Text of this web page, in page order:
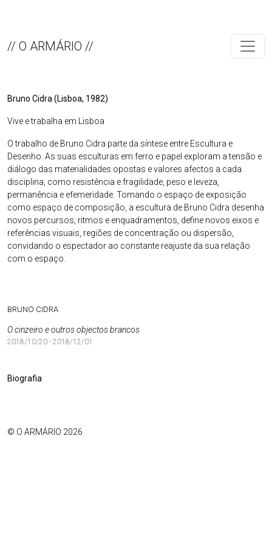
// O ARMÁRIO //
Bruno Cidra (Lisboa, 1982)
Vive e trabalha em Lisboa
O trabalho de Bruno Cidra parte da síntese entre Escultura e
Desenho. As suas esculturas em ferro e papel exploram a tensão e
diálogo das materialidades opostas e valores afectos a cada
disciplina, como resistência e fragilidade, peso e leveza,
permanência e efemeridade. Tomando o espaço de exposição
como espaço de composição, a escultura de Bruno Cidra desenha
novos percursos, ritmos e enquadramentos, define novos eixos e
referências visuais, regiões de concentração ou dispersão,
convidando o espectador ao constante reajuste da sua relação
com o espaço.
BRUNO CIDRA
O cinzeiro e outros objectos brancos
2018/10/20 - 2018/12/01
Biografia
© O ARMÁRIO 2026